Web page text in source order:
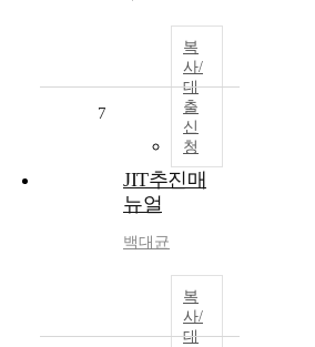
복
사/
대
출
신
청
7
JIT추진매
뉴얼
백대균
복
사/
대